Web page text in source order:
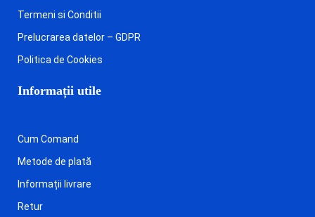
Termeni si Conditii
Prelucrarea datelor – GDPR
Politica de Cookies
Informații utile
Cum Comand
Metode de plată
Informații livrare
Retur